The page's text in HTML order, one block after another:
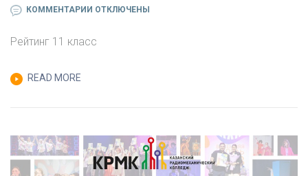
КОММЕНТАРИИ К
УВАЖАЕМЫЕ
(11
КЛАСС)
НА
ОТКЛЮЧЕНЫ
Рейтинг 11 класс
READ MORE